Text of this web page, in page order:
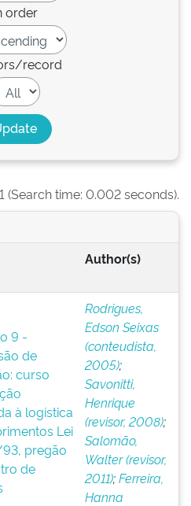
order
record
(Search time: 0.002 seconds).
Author(s)
9 -
de
curso
à logística
Lei
pregão
de
Rodrigues,
Edson Seixas
(conteudista,
2005);
Savonitti,
Henrique
(revisor, 2008);
Salomão,
Walter (revisor,
2011);Ferreira,
Hanna